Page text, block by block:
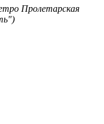
Пролетарская